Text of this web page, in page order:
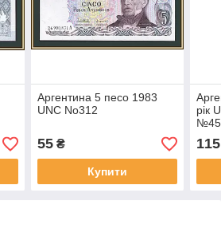
Аргентина 5 песо 1983
UNC No312
55₴
Купити
рік
115